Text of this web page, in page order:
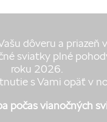
dôveru a priazeň
sviatky plné
roku 2026.
s Vami opäť v
počas vianočných